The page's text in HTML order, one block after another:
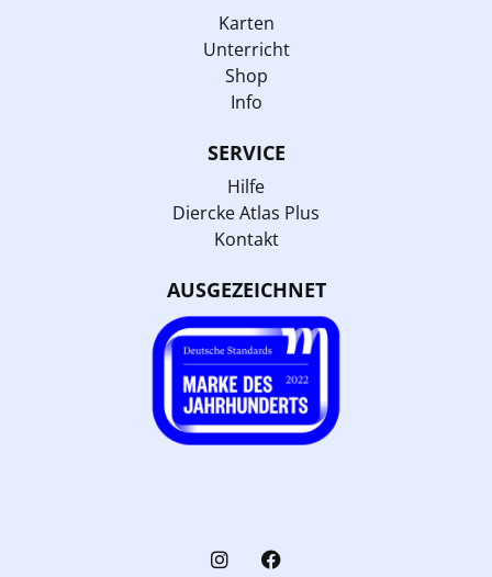
Karten
Unterricht
Shop
Info
SERVICE
Hilfe
Diercke Atlas Plus
Kontakt
AUSGEZEICHNET